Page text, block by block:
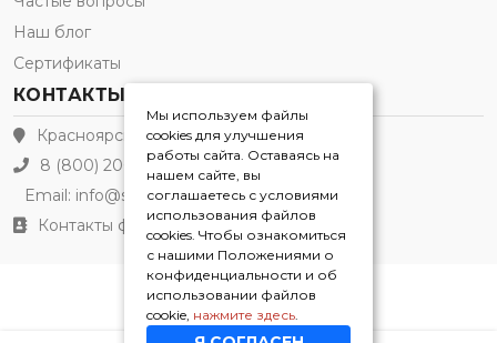
Мы используем файлы
cookies для улучшения
работы сайта. Оставаясь на
нашем сайте, вы
соглашаетесь с условиями
использования файлов
cookies. Чтобы ознакомиться
с нашими Положениями о
конфиденциальности и об
использовании файлов
cookie, нажмите здесь.
Наш блог
Сертификаты
КОНТАКТЫ
Красноярск
8 (800) 200-21-91
Email: info@sleepkaif.ru
Контакты филиалов
Sleepkaif® 2026